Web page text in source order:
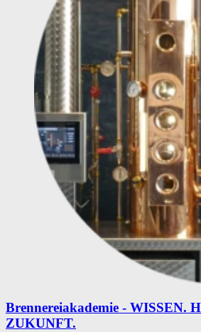
Brennereiakademie - WISSEN.
ZUKUNFT.